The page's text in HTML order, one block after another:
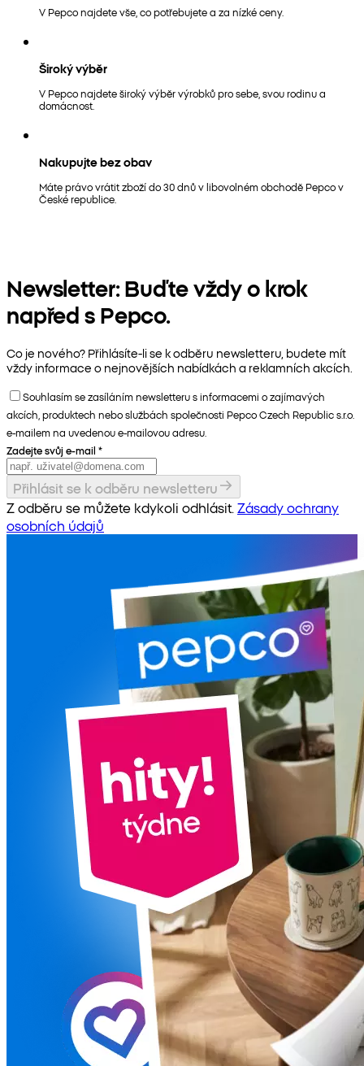
V Pepco najdete vše, co potřebujete a za nízké ceny.
Široký výběr
V Pepco najdete široký výběr výrobků pro sebe, svou rodinu a
domácnost.
Nakupujte bez obav
Máte právo vrátit zboží do 30 dnů v libovolném obchodě Pepco v
České republice.
Newsletter: Buďte vždy o krok
napřed s Pepco.
Co je nového? Přihlásíte-li se k odběru newsletteru, budete mít
vždy informace o nejnovějších nabídkách a reklamních akcích.
Souhlasím se zasíláním newsletteru s informacemi o zajímavých
akcích, produktech nebo službách společnosti Pepco Czech Republic s.r.o.
e-mailem na uvedenou e-mailovou adresu.
Zadejte svůj e-mail *
Přihlásit se k odběru newsletteru
Z odběru se můžete kdykoli odhlásit. Zásady ochrany
osobních údajů